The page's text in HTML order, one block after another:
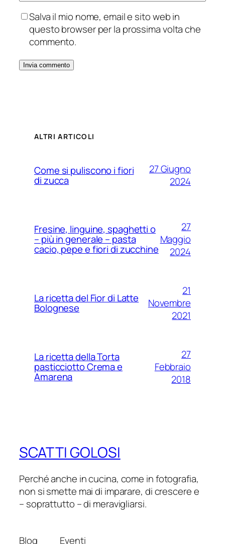
Salva il mio nome, email e sito web in
questo browser per la prossima volta che
commento.
ALTRI ARTICOLI
Come si puliscono i fiori
di zucca
27 Giugno
2024
Fresine, linguine, spaghetti o
– più in generale – pasta
cacio, pepe e fiori di zucchine
27
Maggio
2024
La ricetta del Fior di Latte
Bolognese
21
Novembre
2021
La ricetta della Torta
pasticciotto Crema e
Amarena
27
Febbraio
2018
SCATTI GOLOSI
Perché anche in cucina, come in fotografia,
non si smette mai di imparare, di crescere e
– soprattutto – di meravigliarsi.
Blog
Eventi